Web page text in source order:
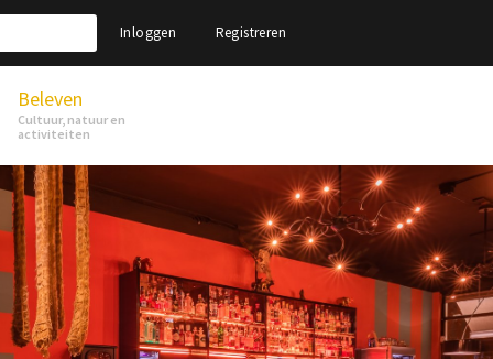
Inloggen Registreren
Beleven
Cultuur, natuur en
activiteiten